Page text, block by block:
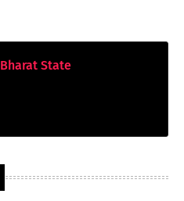
Bharat State